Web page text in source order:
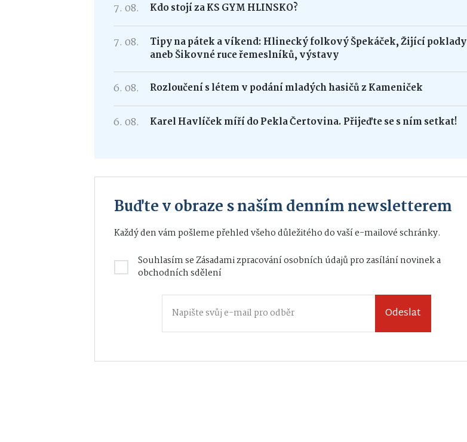
7. 08. Kdo stojí za KS GYM HLINSKO?
7. 08.
Tipy na pátek a víkend: Hlinecký folkový Špekáček, Žijící poklady
aneb Šikovné ruce řemeslníků, výstavy
6. 08. Rozloučení s létem v podání mladých hasičů z Kameniček
6. 08. Karel Havlíček míří do Pekla Čertovina. Přijeďte se s ním setkat!
Buďte v obraze s naším denním newsletterem
Každý den vám pošleme přehled všeho důležitého do vaší e-mailové schránky.
Souhlasím seZásadami zpracování osobních údajůpro zasílání novinek a
obchodních sdělení
Odeslat